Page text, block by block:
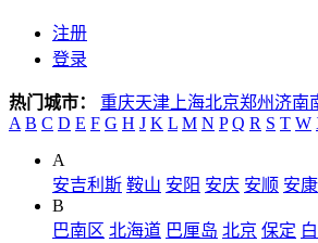
注册
登录
热门城市： 重庆天津 上海北京郑州济南
A B C D E F G H J K L M N P Q R S T W
A
安吉利斯 鞍山 安阳 安庆 安顺 安康
B
巴南区 北海道 巴厘岛 北京 保定